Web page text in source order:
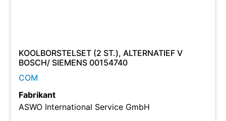
KOOLBORSTELSET (2 ST.), ALTERNATIEF V
BOSCH/ SIEMENS 00154740
COM
Fabrikant
ASWO International Service GmbH